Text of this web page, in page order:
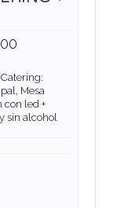
Mesa
con led +
sin alcohol